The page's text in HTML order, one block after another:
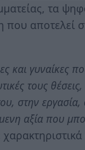
τα
αποτελεί
και γυναίκες
τους
στην
αξία που